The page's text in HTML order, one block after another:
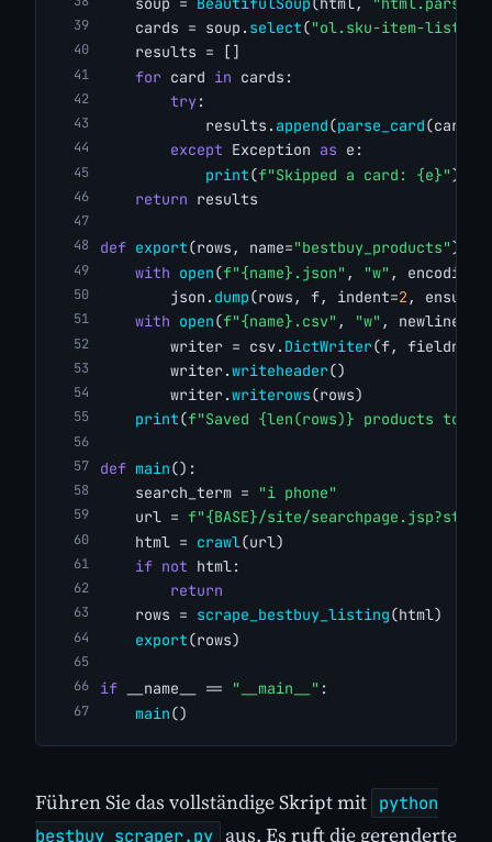
    cards = soup.
select("ol.sku-item-list
    results = []
for card in cards:
try:
            results.
append(parse_card(card))
except Exception as e:
print(f"Skipped a card: {e}")
return results
def export(rows, name="bestbuy_products"):
with open(f"{name}.json" , "w" , encoding=
        json.
dump(rows, f, indent=2 ,
with open(f"{name}.csv" , "w" , newline=
        writer = csv.
DictWriter(f,
        writer.
writeheader()
        writer.
writerows(rows)
print(f"Saved {len(rows)} products to
def main():
    search_term =
"i phone"
    url =
f"{BASE}/site/
    html =
crawl(url)
if not html:
return
    rows =
scrape_bestbuy_listing(html)
export(rows)
if __name__ == "__main__" :
main()
Führen Sie das vollständige Skript mit python
bestbuy_scraper.py aus. Es ruft die gerenderte